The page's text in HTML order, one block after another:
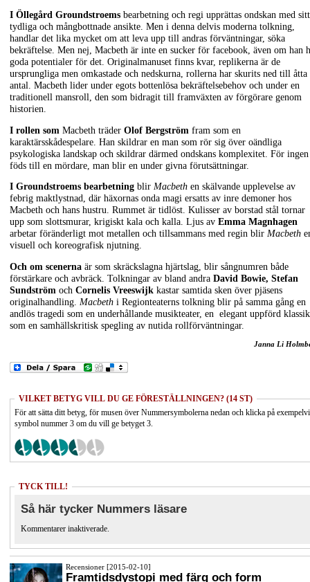
I Öllegård Groundstroems bearbetning och regi upprättas ondskan med sitt
tydliga och mångbottnade ansikte. Men i denna delvis moderna tolkning,
handlar det lika mycket om att leva upp till andras förväntningar, söka
bekräftelse. Men nej, Macbeth är inte en sucker för facebook, även om han
goda potentialer för det. Originalmanuset finns kvar, replikerna är de
ursprungliga men omkastade och nedskurna, rollerna har skurits ned till åtta
antal. Macbeth lider under egots bottenlösa bekräftelsebehov och under en
traditionell mansroll, den som bidragit till framväxten av förgörare genom
historien.
I rollen som Macbeth träder Olof Bergström fram som en
karaktärsskådespelare. Han skildrar en man som rör sig över oändliga
psykologiska landskap och skildrar därmed ondskans komplexitet. För ingen
föds till en mördare, man blir en under givna förutsättningar.
I Groundstroems bearbetning blir Macbeth en skälvande upplevelse av
febrig maktlystnad, där häxornas onda magi ersatts av inre demoner hos
Macbeth och hans hustru. Rummet är tidlöst. Kulisser av borstad stål tornar
upp som slottsmurar, krigiskt kala och kalla. Ljus av Emma Magnhagen
arbetar föränderligt mot metallen och tillsammans med regin blir Macbeth
visuell och koreografisk njutning.
Och om scenerna är som skräckslagna hjärtslag, blir sångnumren både
förstärkare och avbräck. Tolkningar av bland andra David Bowie, Stefan
Sundström och Cornelis Vreeswijk kastar samtida sken över pjäsens
originalhandling. Macbeth i Regionteaterns tolkning blir på samma gång en
andlös tragedi som en underhållande musikteater, en elegant uppförd
som en samhällskritisk spegling av nutida rollförväntningar.
Janna Li
VILKET BETYG VILL DU GE FÖRESTÄLLNINGEN? (14 ST)
För att sätta ditt betyg, för musen över Nummersymbolerna nedan och klicka på
symbol nummer 3 om du vill ge betyget 3.
TYCK TILL!
Så här tycker Nummers läsare
Kommentarer inaktiverade.
Recensioner [2015-02-10]
Framtidsdystopi med färg och form